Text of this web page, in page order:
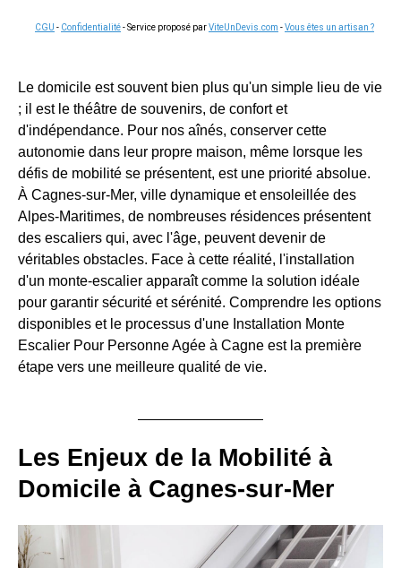
CGU - Confidentialité- Service proposé parViteUnDevis.com -Vous êtes un artisan ?
Le domicile est souvent bien plus qu'un simple lieu de vie
; il est le théâtre de souvenirs, de confort et
d'indépendance. Pour nos aînés, conserver cette
autonomie dans leur propre maison, même lorsque les
défis de mobilité se présentent, est une priorité absolue.
À Cagnes-sur-Mer, ville dynamique et ensoleillée des
Alpes-Maritimes, de nombreuses résidences présentent
des escaliers qui, avec l'âge, peuvent devenir de
véritables obstacles. Face à cette réalité, l'installation
d'un monte-escalier apparaît comme la solution idéale
pour garantir sécurité et sérénité. Comprendre les options
disponibles et le processus d'une Installation Monte
Escalier Pour Personne Agée à Cagne est la première
étape vers une meilleure qualité de vie.
Les Enjeux de la Mobilité à
Domicile à Cagnes-sur-Mer